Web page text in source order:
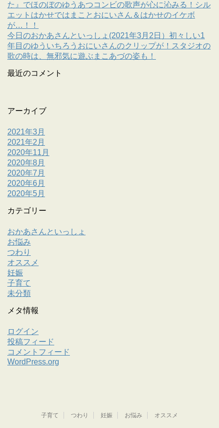
た』でほのぼのゆうあつコンビの歌声が心に沁みる！シル
エットはかせではまことおにいさん＆はかせのイケボ
が…！！
今日のおかあさんといっしょ(2021年3月2日）初々しい1
年目のゆういちろうおにいさんのクリップが！スタジオの
歌の時は、無邪気に遊ぶまこあづの姿も！
最近のコメント
アーカイブ
2021年3月
2021年2月
2020年11月
2020年8月
2020年7月
2020年6月
2020年5月
カテゴリー
おかあさんといっしょ
お悩み
つわり
オススメ
妊娠
子育て
未分類
メタ情報
ログイン
投稿フィード
コメントフィード
WordPress.org
子育て つわり 妊娠 お悩み オススメ